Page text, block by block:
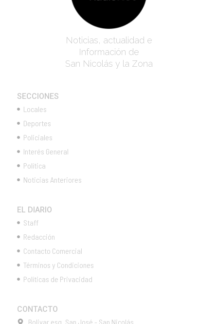
Noticias, actualidad e
Información de
San Nicolás y la Zona
SECCIONES
Locales
Deportes
Policiales
Interés General
Política
Noticias Anteriores
EL DIARIO
Staff
Redacción
Contacto Comercial
Términos y Condiciones
Políticas de Privacidad
CONTACTO
Bolivar esq. San José - San Nicolás